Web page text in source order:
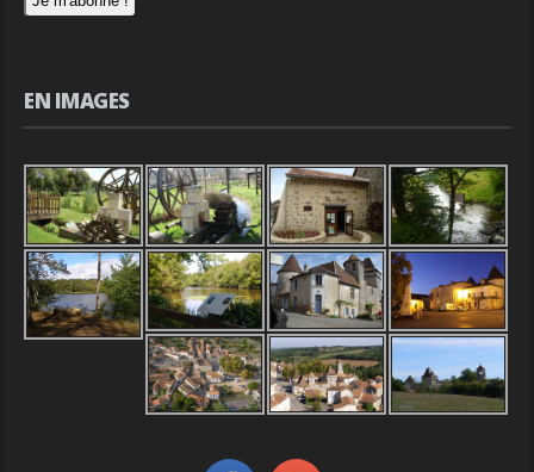
EN IMAGES